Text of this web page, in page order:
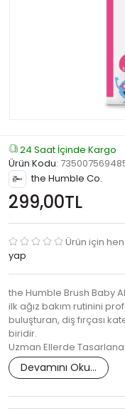
24 Saat İçinde Kargo
Ürün Kodu:
the Humble Co.
299,00TL
Ürün için
yap
the Humble Brush Baby
ilk ağız bakım rutinini
buluşturan, diş fırçası
biridir.
Uzman Ellerde
Devamını Oku...